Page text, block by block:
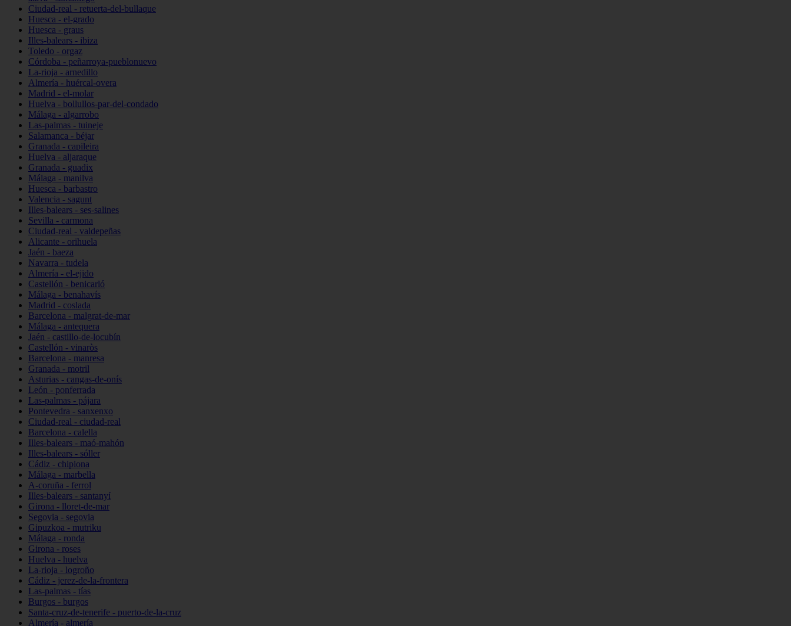
Ciudad-real - retuerta-del-bullaque
Huesca - el-grado
Huesca - graus
Illes-balears - ibiza
Toledo - orgaz
Córdoba - peñarroya-pueblonuevo
La-rioja - arnedillo
Almería - huércal-overa
Madrid - el-molar
Huelva - bollullos-par-del-condado
Málaga - algarrobo
Las-palmas - tuineje
Salamanca - béjar
Granada - capileira
Huelva - aljaraque
Granada - guadix
Málaga - manilva
Huesca - barbastro
Valencia - sagunt
Illes-balears - ses-salines
Sevilla - carmona
Ciudad-real - valdepeñas
Alicante - orihuela
Jaén - baeza
Navarra - tudela
Almería - el-ejido
Castellón - benicarló
Málaga - benahavís
Madrid - coslada
Barcelona - malgrat-de-mar
Málaga - antequera
Jaén - castillo-de-locubín
Castellón - vinaròs
Barcelona - manresa
Granada - motril
Asturias - cangas-de-onís
León - ponferrada
Las-palmas - pájara
Pontevedra - sanxenxo
Ciudad-real - ciudad-real
Barcelona - calella
Illes-balears - maó-mahón
Illes-balears - sóller
Cádiz - chipiona
Málaga - marbella
A-coruña - ferrol
Illes-balears - santanyí
Girona - lloret-de-mar
Segovia - segovia
Gipuzkoa - mutriku
Málaga - ronda
Girona - roses
Huelva - huelva
La-rioja - logroño
Cádiz - jerez-de-la-frontera
Las-palmas - tías
Burgos - burgos
Santa-cruz-de-tenerife - puerto-de-la-cruz
Almería - almería